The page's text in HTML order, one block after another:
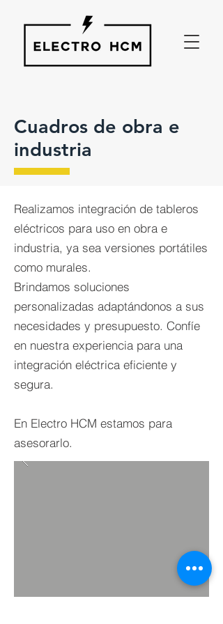
Cuadros de obra e
industria
Realizamos integración de tableros
eléctricos para uso en obra e
industria, ya sea versiones portátiles
como murales.
Brindamos soluciones
personalizadas adaptándonos a sus
necesidades y presupuesto. Confíe
en nuestra experiencia para una
integración eléctrica eficiente y
segura.
En Electro HCM estamos para
asesorarlo.